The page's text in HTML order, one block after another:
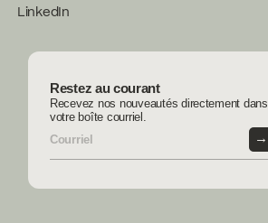
LinkedIn
Restez au courant
Recevez nos nouveautés directement dans
votre boîte courriel.
→